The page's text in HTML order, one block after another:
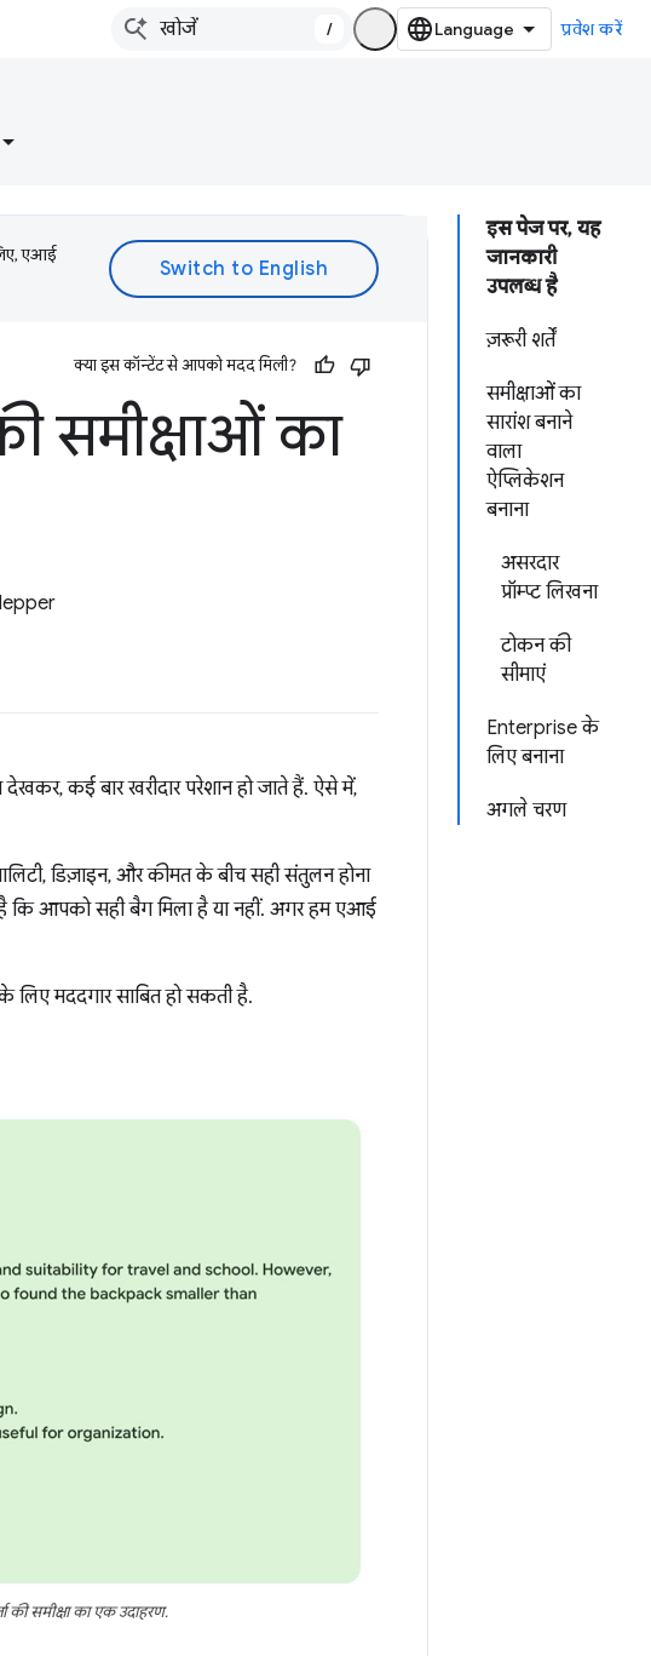
/ प्रवेश करें
इस पेज पर, यह
जानकारी
उपलब्ध है
ज़रूरी शर्तें
समीक्षाओं का
सारांश बनाने
वाला
ऐप्लिकेशन
बनाना
असरदार
प्रॉम्प्ट लिखना
टोकन की
सीमाएं
Enterprise के
लिए बनाना
अगले चरण
एआई
क्या इस कॉन्टेंट से आपको मदद मिली?
समीक्षाओं का
कई बार खरीदार परेशान हो जाते हैं. ऐसे में,
डिज़ाइन, और कीमत के बीच सही संतुलन होना
है कि आपको सही बैग मिला है या नहीं. अगर हम एआई
मददगार साबित हो सकती है.
की समीक्षा का एक उदाहरण.